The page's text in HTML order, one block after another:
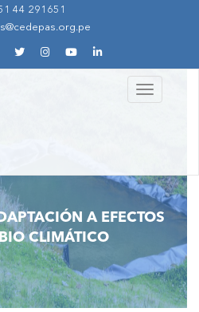
44 291651
Toggle
navigation
A EFECTOS
CLIMÁTICO